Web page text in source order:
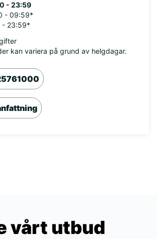
- 23:59
- 09:59*
- 23:59*
kan variera på grund av helgdagar.
vårt utbud